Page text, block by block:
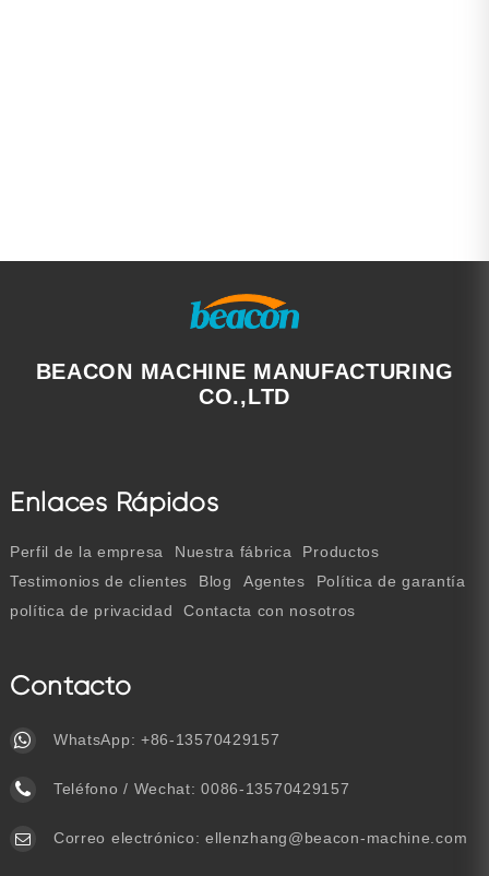
BEACON MACHINE MANUFACTURING
CO.,LTD
Enlaces Rápidos
Perfil de la empresa Nuestra fábrica
Productos
Testimonios de clientes
Blog Agentes
Política de garantía
política de privacidad
Contacta con nosotros
Contacto
WhatsApp: +86-13570429157
Teléfono / Wechat:0086-13570429157
Correo electrónico: ellenzhang@beacon-machine.com